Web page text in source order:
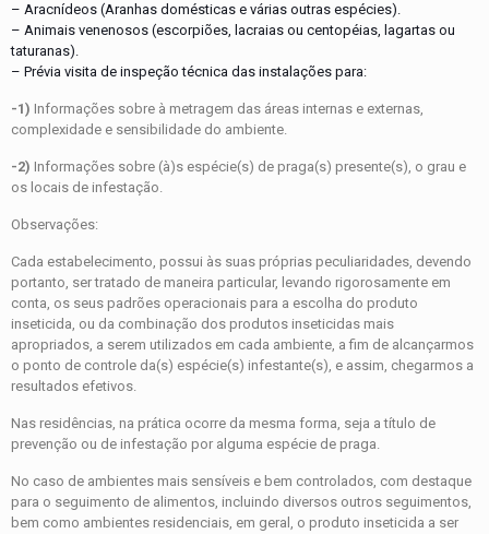
– Aracnídeos (Aranhas domésticas e várias outras espécies).
– Animais venenosos (escorpiões, lacraias ou centopéias, lagartas ou
taturanas).
– Prévia visita de inspeção técnica das instalações para:
-1) Informações sobre à metragem das áreas internas e externas,
complexidade e sensibilidade do ambiente.
-2) Informações sobre (à)s espécie(s) de praga(s) presente(s), o grau e
os locais de infestação.
Observações:
Cada estabelecimento, possui às suas próprias peculiaridades, devendo
portanto, ser tratado de maneira particular, levando rigorosamente em
conta, os seus padrões operacionais para a escolha do produto
inseticida, ou da combinação dos produtos inseticidas mais
apropriados, a serem utilizados em cada ambiente, a fim de alcançarmos
o ponto de controle da(s) espécie(s) infestante(s), e assim, chegarmos a
resultados efetivos.
Nas residências, na prática ocorre da mesma forma, seja a título de
prevenção ou de infestação por alguma espécie de praga.
No caso de ambientes mais sensíveis e bem controlados, com destaque
para o seguimento de alimentos, incluindo diversos outros seguimentos,
bem como ambientes residenciais, em geral, o produto inseticida a ser